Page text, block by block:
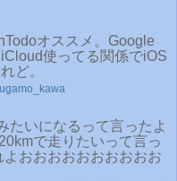
オススメ。Google
使ってる関係でiOS
ど。
たいになるって言ったよ
で走りたいって言っ
おおおおおおおおおお